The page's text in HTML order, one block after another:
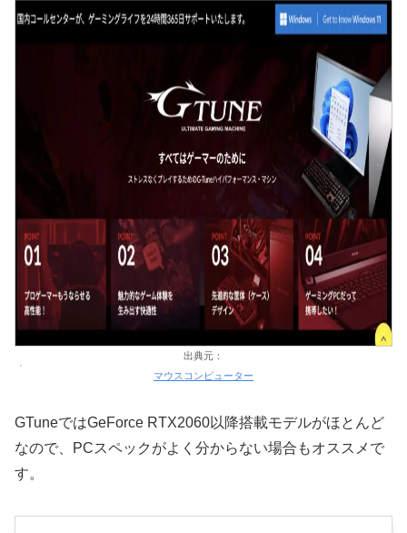
出典元：
マウスコンピューター
GTuneではGeForce RTX2060以降搭載モデルがほとんど
なので、PCスペックがよく分からない場合もオススメで
す。